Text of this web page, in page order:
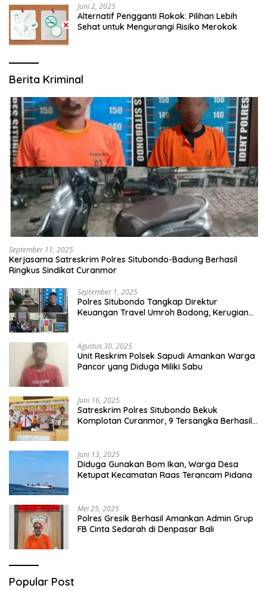
Juni 2, 2025
Alternatif Pengganti Rokok: Pilihan Lebih
Sehat untuk Mengurangi Risiko Merokok
Berita Kriminal
September 11, 2025
Kerjasama Satreskrim Polres Situbondo-Badung Berhasil
Ringkus Sindikat Curanmor
September 1, 2025
Polres Situbondo Tangkap Direktur
Keuangan Travel Umroh Bodong, Kerugian
Agustus 30, 2025
Unit Reskrim Polsek Sapudi Amankan Warga
Pancor yang Diduga Miliki Sabu
Juni 16, 2025
Satreskrim Polres Situbondo Bekuk
Komplotan Curanmor, 9 Tersangka Berhasil
Juni 13, 2025
Diduga Gunakan Bom Ikan, Warga Desa
Ketupat Kecamatan Raas Terancam Pidana
Mei 25, 2025
Polres Gresik Berhasil Amankan Admin Grup
FB Cinta Sedarah di Denpasar Bali
Popular Post